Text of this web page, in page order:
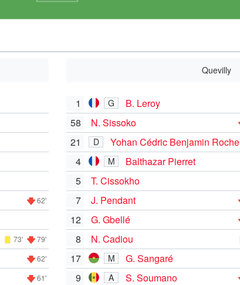
62'
73' 79'
62'
61'
Quevilly
1 G
B. Leroy
58
N. Sissoko
21 D
Yohan Cédric Benjamin Roche
4
M
Balthazar Pierret
5
T. Cissokho
7
J. Pendant
12 G. Gbellé
8 N. Cadiou
17 M
G. Sangaré
9
A S. Soumano